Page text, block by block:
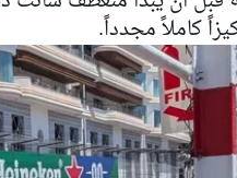
كاملاً مجدداً.